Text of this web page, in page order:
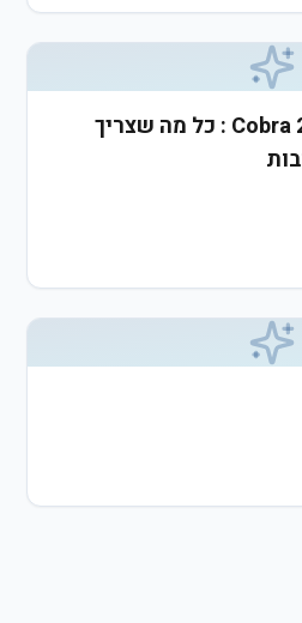
מערכת אינטרקום Cobra 201 : כל מה שצריך